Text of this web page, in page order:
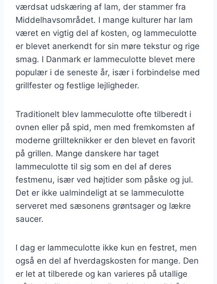
værdsat udskæring af lam, der stammer fra
Middelhavsområdet. I mange kulturer har lam
været en vigtig del af kosten, og lammeculotte
er blevet anerkendt for sin møre tekstur og rige
smag. I Danmark er lammeculotte blevet mere
populær i de seneste år, især i forbindelse med
grillfester og festlige lejligheder.
Traditionelt blev lammeculotte ofte tilberedt i
ovnen eller på spid, men med fremkomsten af
moderne grillteknikker er den blevet en favorit
på grillen. Mange danskere har taget
lammeculotte til sig som en del af deres
festmenu, især ved højtider som påske og jul.
Det er ikke ualmindeligt at se lammeculotte
serveret med sæsonens grøntsager og lækre
saucer.
I dag er lammeculotte ikke kun en festret, men
også en del af hverdagskosten for mange. Den
er let at tilberede og kan varieres på utallige